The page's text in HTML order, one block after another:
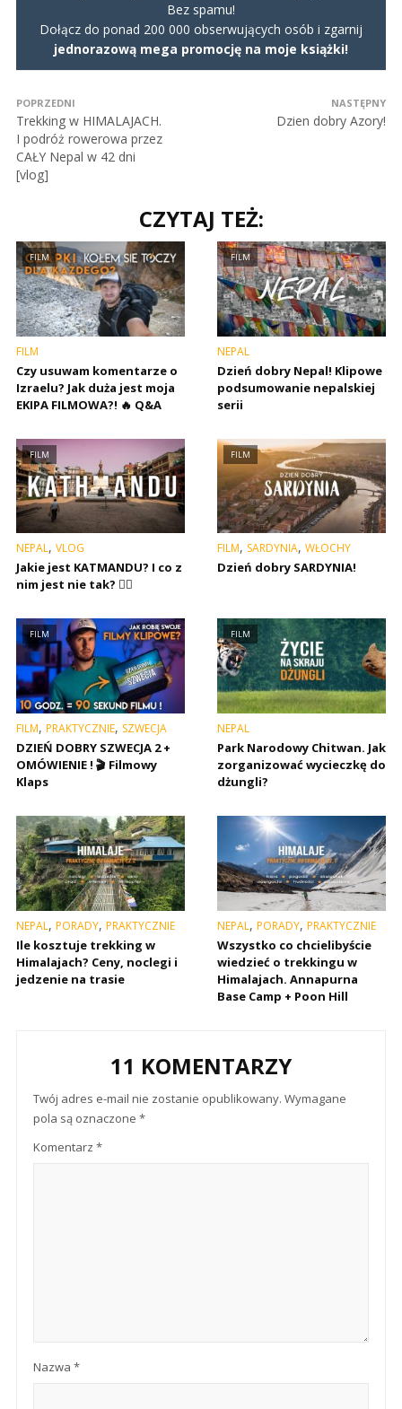
Bez spamu!
Dołącz do ponad 200 000 obserwujących osób i zgarnij
jednorazową mega promocję na moje książki!
POPRZEDNI
Trekking w HIMALAJACH.
I podróż rowerowa przez
CAŁY Nepal w 42 dni
[vlog]
NASTĘPNY
Dzien dobry Azory!
CZYTAJ TEŻ:
FILM
FILM
Czy usuwam komentarze o
Izraelu? Jak duża jest moja
EKIPA FILMOWA?! 🔥 Q&A
FILM
NEPAL
Dzień dobry Nepal! Klipowe
podsumowanie nepalskiej
serii
FILM
NEPAL, VLOG
Jakie jest KATMANDU? I co z
nim jest nie tak? 🤷‍♂️
FILM
FILM, SARDYNIA, WŁOCHY
Dzień dobry SARDYNIA!
FILM
FILM, PRAKTYCZNIE, SZWECJA
DZIEŃ DOBRY SZWECJA 2 +
OMÓWIENIE ! 🎬 Filmowy
Klaps
FILM
NEPAL
Park Narodowy Chitwan. Jak
zorganizować wycieczkę do
dżungli?
NEPAL, PORADY, PRAKTYCZNIE
Ile kosztuje trekking w
Himalajach? Ceny, noclegi i
jedzenie na trasie
NEPAL, PORADY, PRAKTYCZNIE
Wszystko co chcielibyście
wiedzieć o trekkingu w
Himalajach. Annapurna
Base Camp + Poon Hill
11 KOMENTARZY
Twój adres e-mail nie zostanie opublikowany. Wymagane
pola są oznaczone *
Komentarz *
Nazwa *